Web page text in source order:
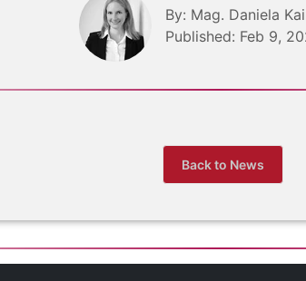
By: Mag. Daniela
Published: Feb 9,
Back to News